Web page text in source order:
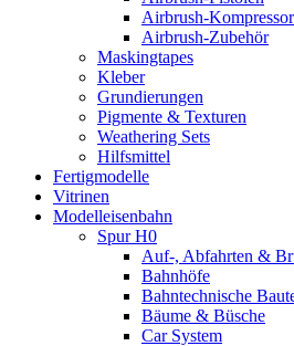
Airbrush-
Airbrush-Zubehör
Maskingtapes
Kleber
Grundierungen
Pigmente & Texturen
Weathering Sets
Hilfsmittel
Fertigmodelle
Vitrinen
Modelleisenbahn
Spur H0
Auf-, Abfahrten &
Bahnhöfe
Bahntechnische
Bäume & Büsche
Car System